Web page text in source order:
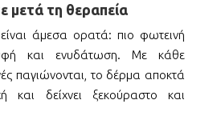
μετά τη θεραπεία
άμεσα ορατά: πιο φωτεινή
και ενυδάτωση.
Με κάθε
παγιώνονται, το δέρμα αποκτά
και δείχνει ξεκούραστο και